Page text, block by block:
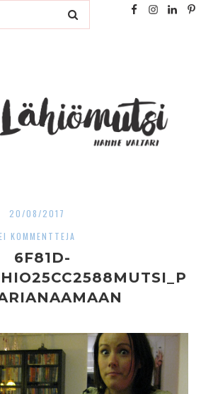
20/08/2017
KOMMENTTEJA
6F81D-